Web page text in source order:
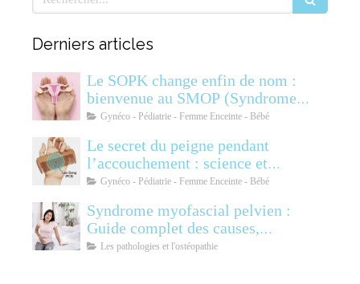
Derniers articles
Le SOPK change enfin de nom :
bienvenue au SMOP (Syndrome
Métabolique Ovarien
Gynéco - Pédiatrie - Femme Enceinte - Bébé
Le secret du peigne pendant
l’accouchement : science et
soulagement
Gynéco - Pédiatrie - Femme Enceinte - Bébé
Syndrome myofascial pelvien :
Guide complet des causes,
symptômes, diagnostic et
Les pathologies et l'ostéopathie